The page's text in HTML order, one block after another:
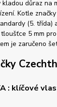
důraz na
Kotle
(5. třída)
5 mm
je zaručeno
: klíčové